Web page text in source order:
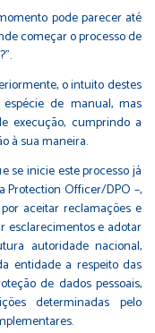
pode parecer até
começar o processo de
o intuito destes
de manual, mas
execução, cumprindo a
à sua maneira.
se inicie este processo já
Protection Officer/DPO –,
aceitar reclamações e
esclarecimentos e adotar
autoridade nacional,
entidade a respeito das
de dados pessoais,
determinadas pelo